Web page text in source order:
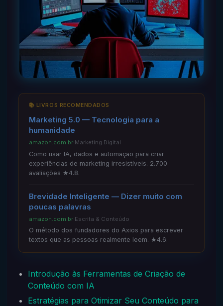
📚 LIVROS RECOMENDADOS
Marketing 5.0 — Tecnologia para a
humanidade
amazon.com.br·Marketing Digital
Como usar IA, dados e automação para criar
experiências de marketing irresistíveis. 2.700
avaliações ★4.8.
Brevidade Inteligente — Dizer muito com
poucas palavras
amazon.com.br·Escrita & Conteúdo
O método dos fundadores do Axios para escrever
textos que as pessoas realmente leem. ★4.6.
Introdução às Ferramentas de Criação de
Conteúdo com IA
Estratégias para Otimizar Seu Conteúdo para